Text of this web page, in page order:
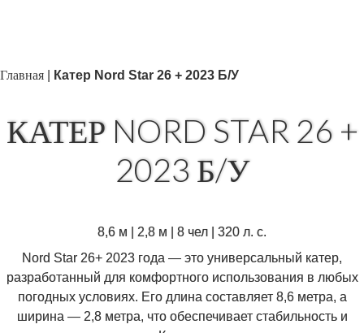
Главная Катер Nord Star 26 + 2023 Б/У
КАТЕР NORD STAR 26 +
2023 Б/У
8,6 м | 2,8 м | 8 чел | 320 л. с.
Nord Star 26+ 2023 года — это универсальный катер,
разработанный для комфортного использования в любых
погодных условиях. Его длина составляет 8,6 метра, а
ширина — 2,8 метра, что обеспечивает стабильность и